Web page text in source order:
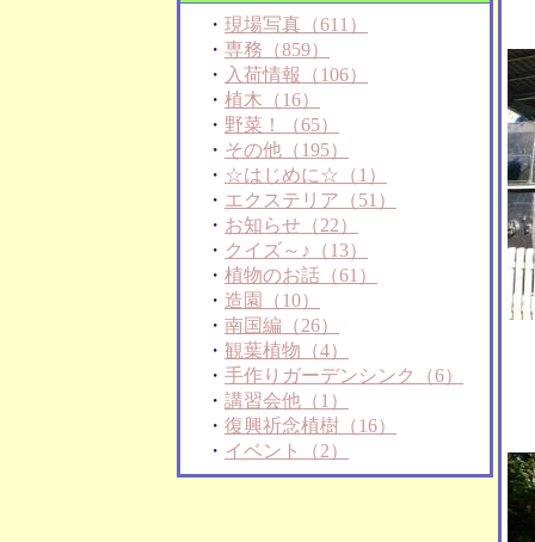
・ 現場写真（611）
・ 専務（859）
・ 入荷情報（106）
・ 植木（16）
・ 野菜！（65）
・ その他（195）
・ ☆はじめに☆（1）
・ エクステリア（51）
・ お知らせ（22）
・ クイズ～♪（13）
・ 植物のお話（61）
・ 造園（10）
・ 南国編（26）
・ 観葉植物（4）
・ 手作りガーデンシンク（6）
・ 講習会他（1）
・ 復興祈念植樹（16）
・ イベント（2）